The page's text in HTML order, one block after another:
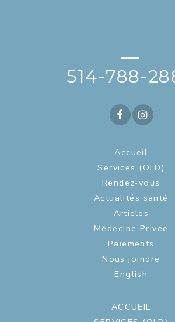
—
514-788-
Accueil
Services (OLD)
Rendez-vous
Actualités santé
Articles
Médecine Privée
Paiements
Nous joindre
English
ACCUEIL